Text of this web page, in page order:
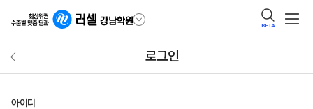
BETA
로그인
아이디